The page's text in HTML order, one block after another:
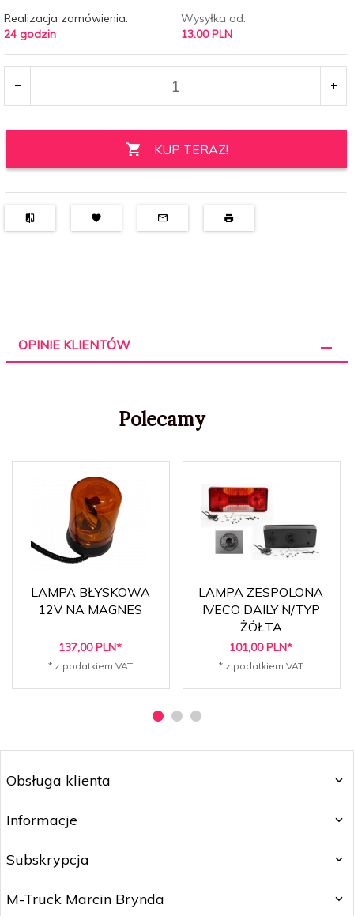
Realizacja zamówienia:
24 godzin
Wysyłka od:
13.00 PLN
KUP TERAZ!
OPINIE KLIENTÓW
Polecamy
LAMPA BŁYSKOWA
12V NA MAGNES
137,00 PLN*
* z podatkiem VAT
LAMPA ZESPOLONA
IVECO DAILY N/TYP
ŻÓŁTA
101,00 PLN*
* z podatkiem VAT
Obsługa klienta
Informacje
Subskrypcja
M-Truck Marcin Brynda